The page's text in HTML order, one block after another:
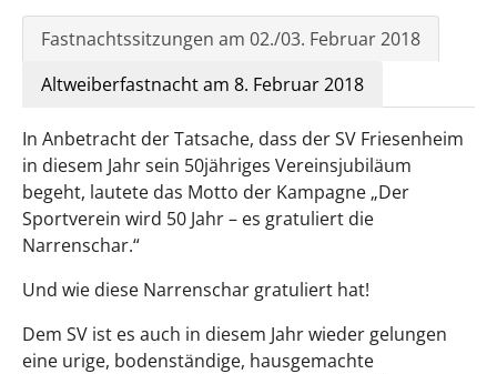
Fastnachtssitzungen am 02./03. Februar 2018
Altweiberfastnacht am 8. Februar 2018
In Anbetracht der Tatsache, dass der SV Friesenheim
in diesem Jahr sein 50jähriges Vereinsjubiläum
begeht, lautete das Motto der Kampagne „Der
Sportverein wird 50 Jahr – es gratuliert die
Narrenschar.“
Und wie diese Narrenschar gratuliert hat!
Dem SV ist es auch in diesem Jahr wieder gelungen
eine urige, bodenständige, hausgemachte